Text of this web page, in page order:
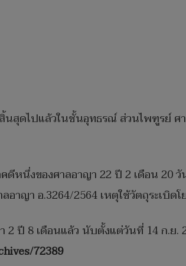
ดไปแล้วในชั้นอุทธรณ์ ส่วนไพฑูรย์ ศ
หนึ่งของศาลอาญา 22 ปี 2 เดือน 20 วั
ญา อ.3264/2564 เหตุใช้วัตถุระเบิด
2 ปี 8 เดือนแล้ว นับตั้งแต่วันที่ 14 ก.ย.
72389